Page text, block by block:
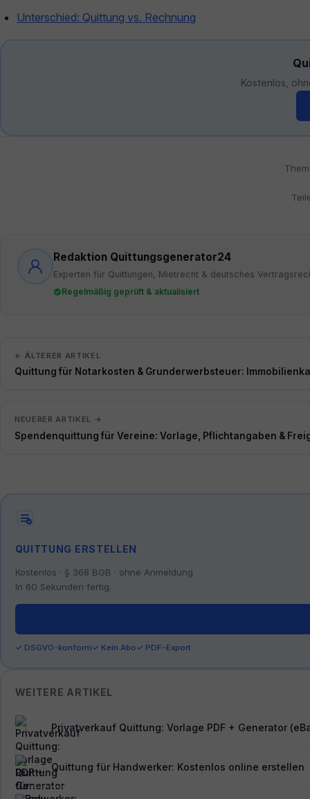
Unterschied: Quittung vs. Rechnung
Kostenlos,
Redaktion Quittungsgenerator24
Experten für Quittungen, Mietrecht & deutsches
Regelmäßig geprüft & aktualisiert
← ÄLTERER ARTIKEL
Quittung für Notarkosten & Grunderwerbsteuer:
NEUERER ARTIKEL →
Spendenquittung für Vereine: Vorlage, Pflichtangaben &
QUITTUNG ERSTELLEN
Kostenlos · § 368 BGB · ohne Anmeldung
In 60 Sekunden fertig.
✓ DSGVO-konform✓ Kein Abo✓ PDF-Export
WEITERE ARTIKEL
Privatverkauf Quittung: Vorlage PDF + Generator
Quittung für Handwerker: Kostenlos online erstellen